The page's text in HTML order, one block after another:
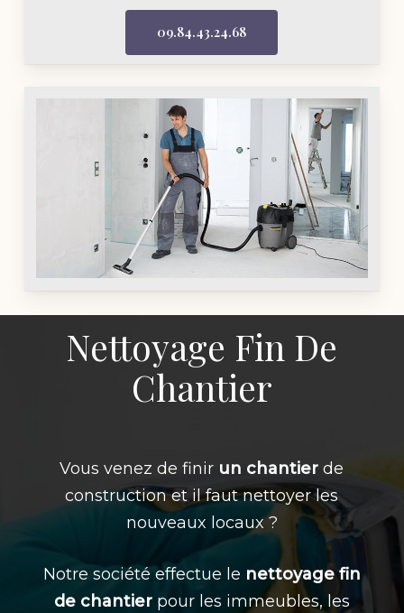
09.84.43.24.68
Nettoyage Fin De
Chantier
Vous venez de finir un chantierde
construction et il faut nettoyer les
nouveaux locaux ?
Notre société effectue le nettoyage fin
de chantierpour les immeubles, les